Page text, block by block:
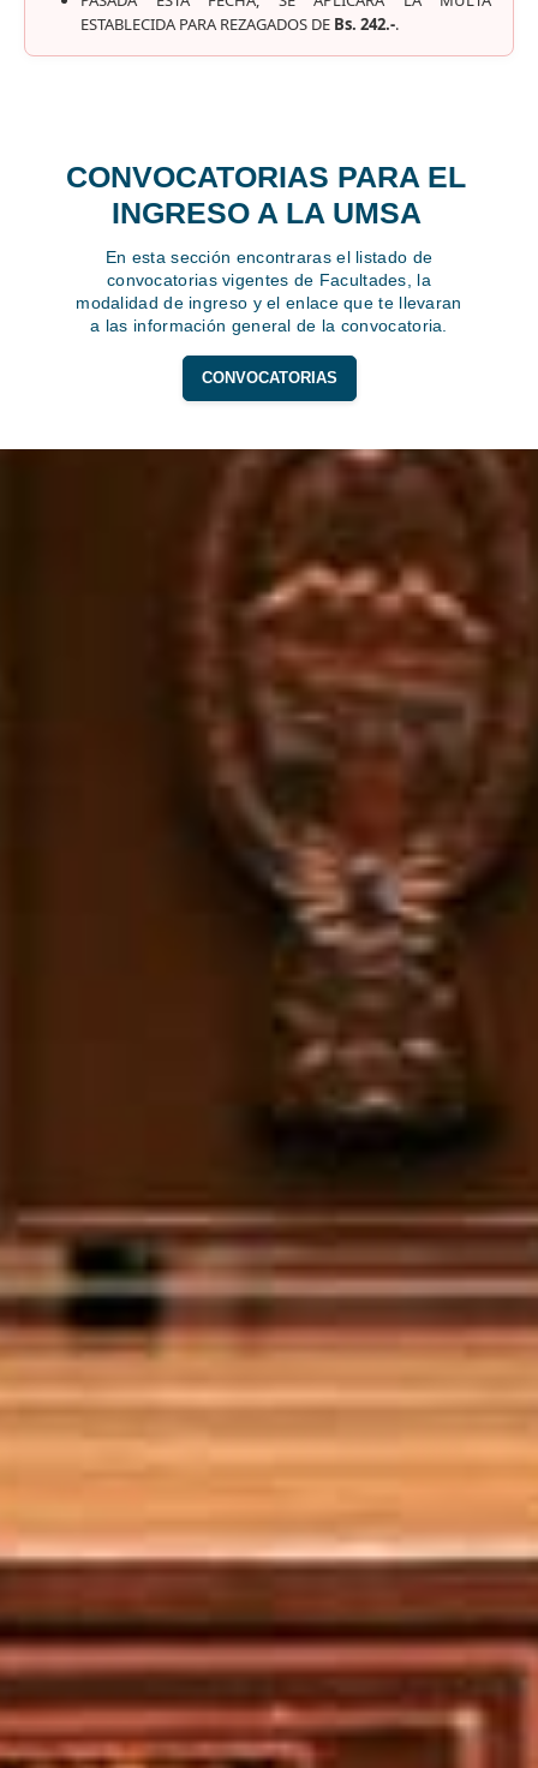
ESTABLECIDA PARA REZAGADOS DE Bs. 242.-.
CONVOCATORIAS PARA EL
INGRESO A LA UMSA
En esta sección encontraras el listado de
convocatorias vigentes de Facultades, la
modalidad de ingreso y el enlace que te llevaran
a las información general de la convocatoria.
CONVOCATORIAS